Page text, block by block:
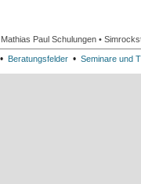
Paul Schulungen •
• Beratungsfelder • Seminare und